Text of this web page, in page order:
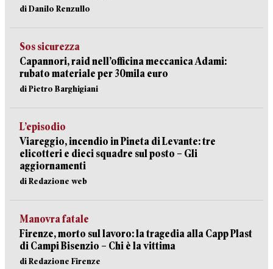
di Danilo Renzullo
Sos sicurezza
Capannori, raid nell’officina meccanica Adami:
rubato materiale per 30mila euro
di Pietro Barghigiani
L’episodio
Viareggio, incendio in Pineta di Levante: tre
elicotteri e dieci squadre sul posto – Gli
aggiornamenti
di Redazione web
Manovra fatale
Firenze, morto sul lavoro: la tragedia alla Capp Plast
di Campi Bisenzio – Chi è la vittima
di Redazione Firenze